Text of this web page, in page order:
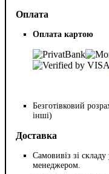
Оплата
Оплата картою
Безготівковий
інші)
Доставка
Самовивіз зі
менеджером.